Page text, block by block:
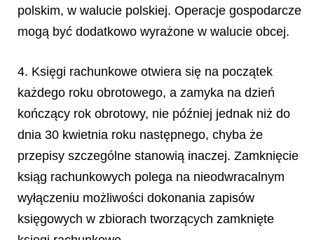
polskim, w walucie polskiej. Operacje gospodarcze
mogą być dodatkowo wyrażone w walucie obcej.
4. Księgi rachunkowe otwiera się na początek
każdego roku obrotowego, a zamyka na dzień
kończący rok obrotowy, nie później jednak niż do
dnia 30 kwietnia roku następnego, chyba że
przepisy szczególne stanowią inaczej. Zamknięcie
ksiąg rachunkowych polega na nieodwracalnym
wyłączeniu możliwości dokonania zapisów
księgowych w zbiorach tworzących zamknięte